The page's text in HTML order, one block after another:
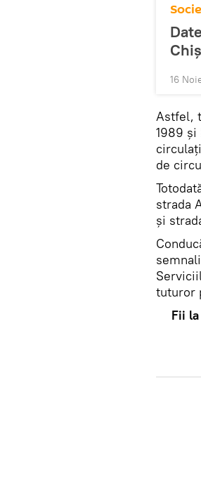
16
Astfel,
1989
de
strada
și
tuturor
Fii